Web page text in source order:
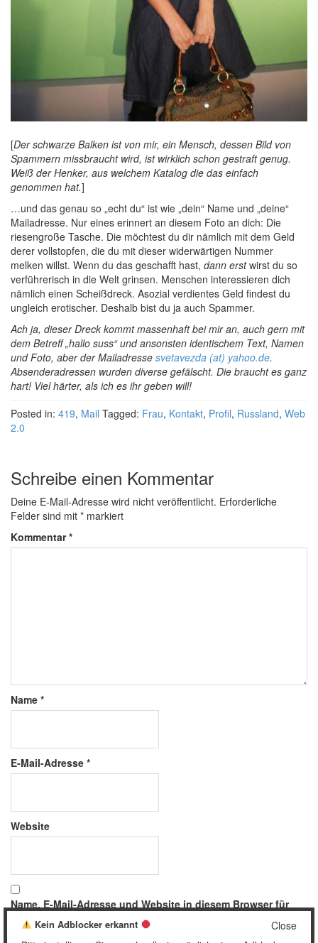
[Der schwarze Balken ist von mir, ein Mensch, dessen Bild von
Spammern missbraucht wird, ist wirklich schon gestraft genug.
Weiß der Henker, aus welchem Katalog die das einfach
genommen hat.]
…und das genau so „echt du“ ist wie „dein“ Name und „deine“
Mailadresse. Nur eines erinnert an diesem Foto an dich: Die
riesengroße Tasche. Die möchtest du dir nämlich mit dem Geld
derer vollstopfen, die du mit dieser widerwärtigen Nummer
melken willst. Wenn du das geschafft hast, dann erstwirst du so
verführerisch in die Welt grinsen. Menschen interessieren dich
nämlich einen Scheißdreck. Asozial verdientes Geld findest du
ungleich erotischer. Deshalb bist du ja auch Spammer.
Ach ja, dieser Dreck kommt massenhaft bei mir an, auch gern mit
dem Betreff „hallo suss“ und ansonsten identischem Text, Namen
und Foto, aber der Mailadresse svetavezda (at) yahoo.de.
Absenderadressen wurden diverse gefälscht. Die braucht es ganz
hart! Viel härter, als ich es ihr geben will!
Posted in: 419, Mail Tagged: Frau, Kontakt, Profil, Russland, Web
2.0
Schreibe einen Kommentar
Deine E-Mail-Adresse wird nicht veröffentlicht. Erforderliche
Felder sind mit * markiert
Kommentar*
Name *
E-Mail-Adresse *
Website
Name, E-Mail-Adresse und Website in diesem Browser für
meinen nächsten Kommentar speichern.
Close
Kein Adblocker erkannt